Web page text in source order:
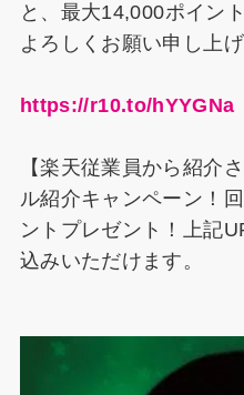
と、最大14,000ポイン
よろしくお願い申し上げ
https://r10.to/hYYGNa
【楽天従業員から紹介
ル紹介キャンペーン！
ントプレゼント！上記
込みいただけます。